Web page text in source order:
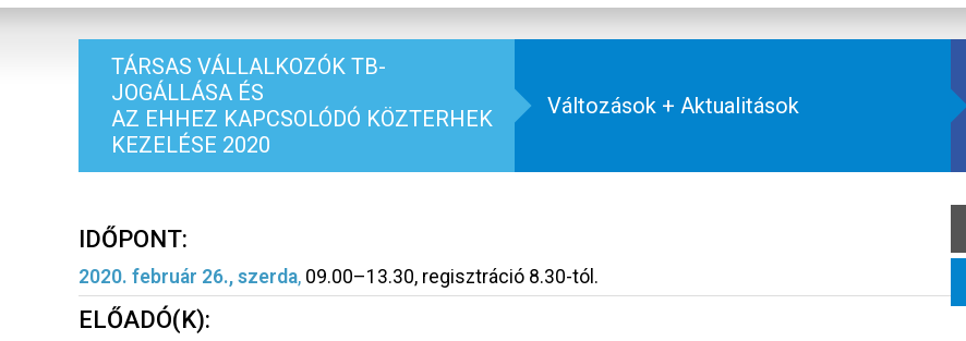
TÁRSAS VÁLLALKOZÓK TB-
JOGÁLLÁSA ÉS
AZ EHHEZ KAPCSOLÓDÓ KÖZTERHEK
KEZELÉSE 2020
Változások + Aktualitások
IDŐPONT:
2020. február 26., szerda, 09.00–13.30, regisztráció 8.30-tól.
ELŐADÓ(K):